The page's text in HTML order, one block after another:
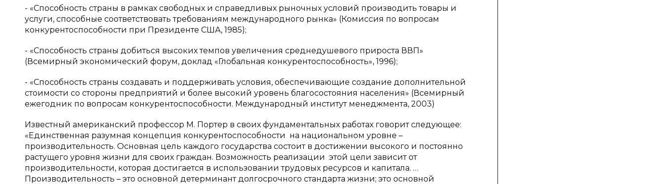
- «Способность страны в рамках свободных и справедливых рыночных условий производить товары и
услуги, способные соответствовать требованиям международного рынка» (Комиссия по вопросам
конкурентоспособности при Президенте США, 1985);
- «Способность страны добиться высоких темпов увеличения среднедушевого прироста ВВП»
(Всемирный экономический форум, доклад «Глобальная конкурентоспособность», 1996);
- «Способность страны создавать и поддерживать условия, обеспечивающие создание дополнительной
стоимости со стороны предприятий и более высокий уровень благосостояния населения» (Всемирный
ежегодник по вопросам конкурентоспособности. Международный институт менеджмента, 2003)
Известный американский профессор М. Портер в своих фундаментальных работах говорит следующее:
«Единственная разумная концепция конкурентоспособности на национальном уровне –
производительность. Основная цель каждого государства состоит в достижении высокого и постоянно
растущего уровня жизни для своих граждан. Возможность реализации этой цели зависит от
производительности, которая достигается в использовании трудовых ресурсов и капитала. …
Производительность – это основной детерминант долгосрочного стандарта жизни; это основной